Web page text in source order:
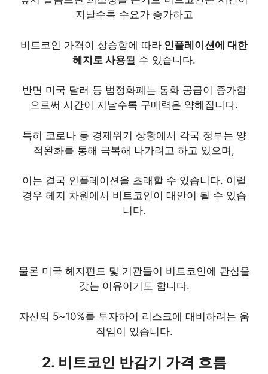
지날수록 수요가 증가하고
비트코인 가격이 상승함에 따라 인플레이션에 대한
헤지로 사용될 수 있습니다.
반면 미국 달러 등 법정화폐는 통화 공급이 증가함
으로써 시간이 지날수록 구매력은 약해집니다.
특히 코로나 등 경제위기 상황에서 각국 정부는 양
적완화를 통해 극복해 나가려고 하고 있으며,
이는 결국 인플레이션을 초래할 수 있습니다. 이럴
경우 헤지 차원에서 비트코인이 대안이 될 수 있습
니다.
물론 미국 헤지펀드 및 기관들이 비트코인에 관심을
갖는 이유이기도 합니다.
자산의 5~10%를 투자하여 리스크에 대비하려는 움
직임이 있습니다.
2. 비트코인 반감기 가격 흐름